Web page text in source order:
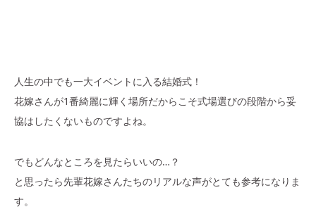
人生の中でも一大イベントに入る結婚式！
花嫁さんが1番綺麗に輝く場所だからこそ式場選びの段階から妥
協はしたくないものですよね。
でもどんなところを見たらいいの…？
と思ったら先輩花嫁さんたちのリアルな声がとても参考になりま
す。